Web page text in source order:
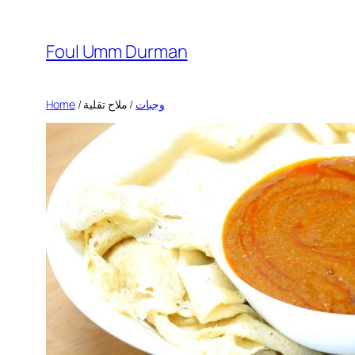
content
Foul Umm Durman
Home/ وجبات / ملاح تقلية